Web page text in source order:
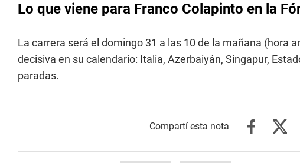
Lo que viene para Franco Colapinto en la
La carrera será el domingo 31 a las 10 de la mañana (hora
decisiva en su calendario: Italia, Azerbaiyán, Singapur,
paradas.